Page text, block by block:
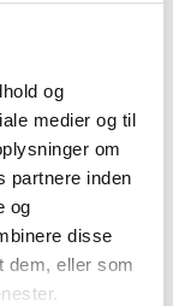
og
medier og til
om
partnere inden
og
disse
dem, eller som